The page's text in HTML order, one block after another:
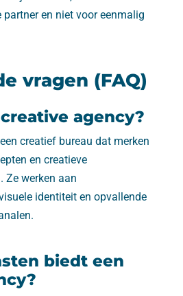
partner en niet voor eenmalig
vragen (FAQ)
agency?
creatief bureau dat merken
en creatieve
Ze werken aan
identiteit en opvallende
biedt een